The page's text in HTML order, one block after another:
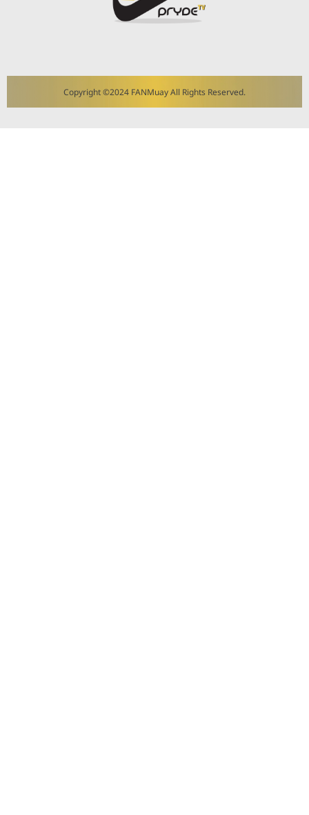
Copyright ©2024 FANMuay All Rights Reserved.